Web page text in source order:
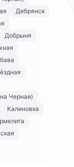
Дебрянск
Добрыня
Черная)
Калиновка